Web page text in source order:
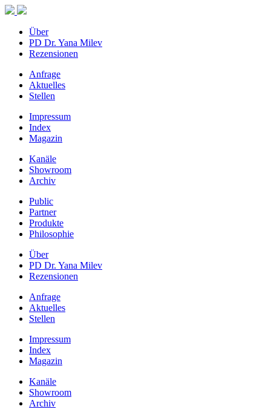
Über
PD Dr. Yana Milev
Rezensionen
Anfrage
Aktuelles
Stellen
Impressum
Index
Magazin
Kanäle
Showroom
Archiv
Public
Partner
Produkte
Philosophie
Über
PD Dr. Yana Milev
Rezensionen
Anfrage
Aktuelles
Stellen
Impressum
Index
Magazin
Kanäle
Showroom
Archiv